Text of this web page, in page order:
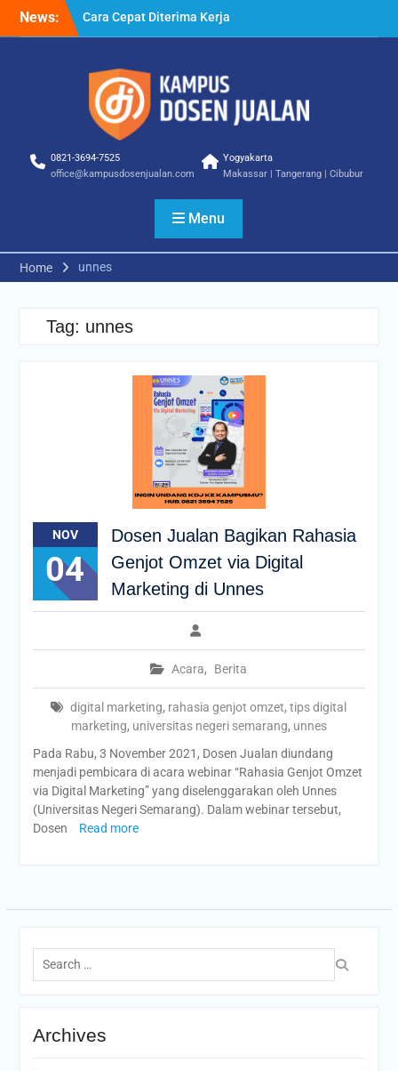
News:
Cara Cepat Diterima Kerja
– Tips Praktis yang Bisa
Cara Biar Dapat Pekerjaan
– Panduan Lengkap untuk
Pencari Kerja
Cara Dapat Pekerjaan –
Memperbesar Peluang
0821-3694-7525
office@kampusdosenjualan.com
Yogyakarta
Makassar | Tangerang | Cibubur
Menu
Home unnes
Tag: unnes
NOV
04
Dosen Jualan Bagikan Rahasia
Genjot Omzet via Digital
Marketing di Unnes
Acara, Berita
digital marketing, rahasia genjot omzet,tips digital
marketing, universitas negeri semarang, unnes
Pada Rabu, 3 November 2021, Dosen Jualan diundang
menjadi pembicara di acara webinar “Rahasia Genjot Omzet
via Digital Marketing” yang diselenggarakan oleh Unnes
(Universitas Negeri Semarang). Dalam webinar tersebut,
Dosen
Read more
Search
for:
Archives